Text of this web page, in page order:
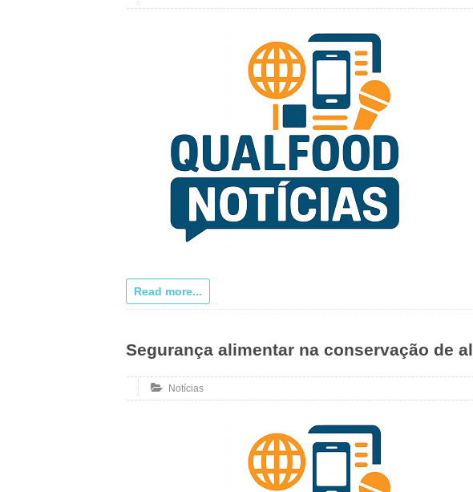
Read more...
Segurança alimentar na conservação de
Notícias